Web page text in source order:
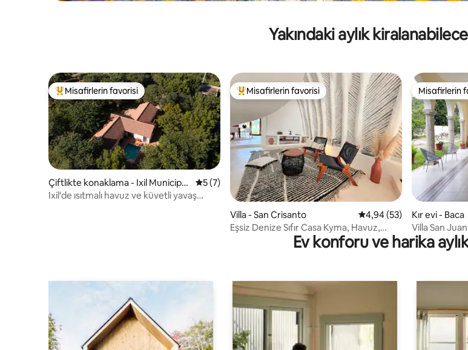
Yakındaki aylık
Misafirlerin favorilerinden en beğenilenler arasında
Misafirlerin favorisi
Çiftlikte konaklama - Ixil Municipali
ty
5 üzerinden ortalama 5 puan, 7 değerlendirme
5 (7)
Ixil'de ısıtmalı havuz ve küvetli yavaş
Misafirlerin favorilerinden en beğenilenler arasında
Misafirlerin favorisi
Villa - San Crisanto 5 üzerinden ortalama
4,94 (53)
Eşsiz Denize Sıfır Casa Kyma, Havuz,
Misafirlerin
Misafirlerin
Kır evi - Baca
Villa San Juan
Ev konforu ve harika